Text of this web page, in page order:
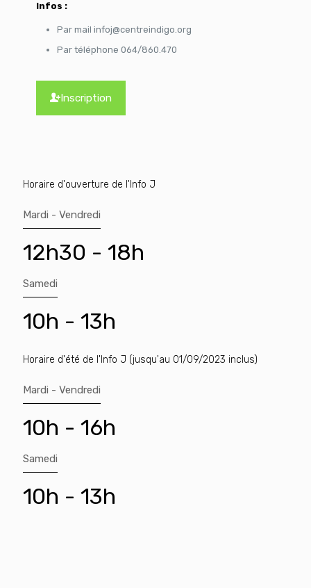
Infos :
Par mail infoj@centreindigo.org
Par téléphone 064/860.470
Inscription
Horaire d'ouverture de l'Info J
Mardi - Vendredi
12h30 - 18h
Samedi
10h - 13h
Horaire d'été de l'Info J (jusqu'au 01/09/2023 inclus)
Mardi - Vendredi
10h - 16h
Samedi
10h - 13h